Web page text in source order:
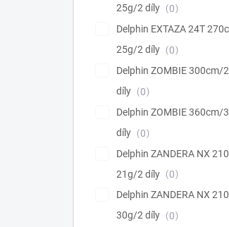
25g/2 díly
0
Delphin EXTAZA 24T
25g/2 díly
0
Delphin ZOMBIE 300cm/
díly
0
Delphin ZOMBIE 360cm/
díly
0
Delphin ZANDERA NX
21g/2 díly
0
Delphin ZANDERA NX
30g/2 díly
0